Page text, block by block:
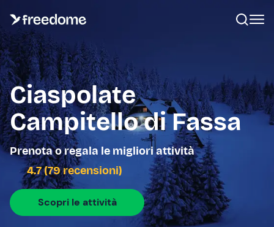
Ciaspolate
Campitello di Fassa
Prenota o regala le migliori attività
4.7 (79 recensioni)
Scopri le attività